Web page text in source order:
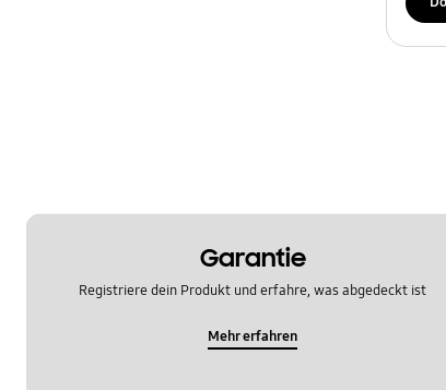
Garantie
Registriere dein Produkt und erfahre, was abgedeckt ist
Mehr erfahren